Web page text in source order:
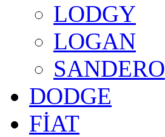
LODGY
LOGAN
SANDERO
DODGE
FİAT